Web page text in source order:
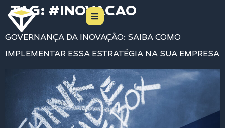
TAG: #INOVACAO
GOVERNANÇA DA INOVAÇÃO: SAIBA COMO
IMPLEMENTAR ESSA ESTRATÉGIA NA SUA EMPRESA